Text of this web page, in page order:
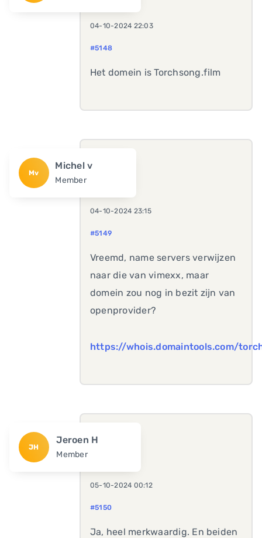
04-10-2024 22:03
#5148
Het domein is Torchsong.film
Mv
Michel v
Member
04-10-2024 23:15
#5149
Vreemd, name servers verwijzen
naar die van vimexx, maar
domein zou nog in bezit zijn van
openprovider?
https://whois.domaintools.com/
JH
Jeroen H
Member
05-10-2024 00:12
#5150
Ja, heel merkwaardig. En beiden